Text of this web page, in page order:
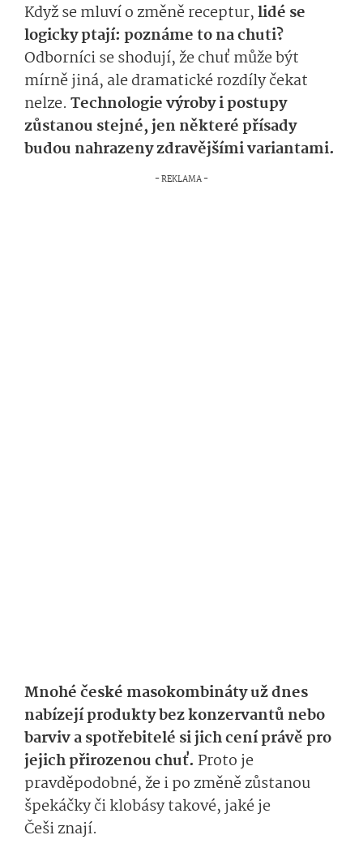
Když se mluví o změně receptur,lidé se
logicky ptají: poznáme to na chuti?
Odborníci se shodují, že chuť může být
mírně jiná, ale dramatické rozdíly čekat
nelze. Technologie výroby i postupy
zůstanou stejné, jen některé přísady
budou nahrazeny zdravějšími variantami.
Mnohé české masokombináty už dnes
nabízejí produkty bez konzervantů nebo
barviv a spotřebitelé si jich cení právě pro
jejich přirozenou chuť. Proto je
pravděpodobné, že i po změně zůstanou
špekáčky či klobásy takové, jaké je
Češi znají.